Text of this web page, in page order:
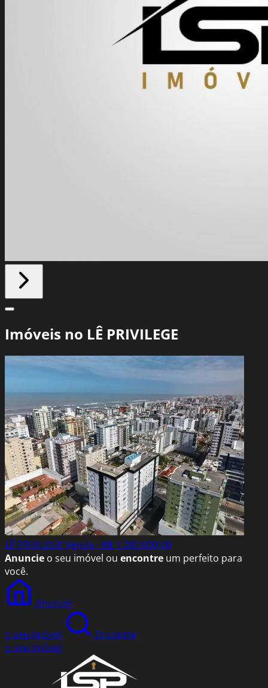
Imóveis no LÊ PRIVILEGE
LÊ PRIVILEGE Venda - R$ 1.200.000,00
Anuncie o seu imóvel ou encontre um perfeito para
você.
Anuncie
o seu imóvel
Encontre
o seu imóvel